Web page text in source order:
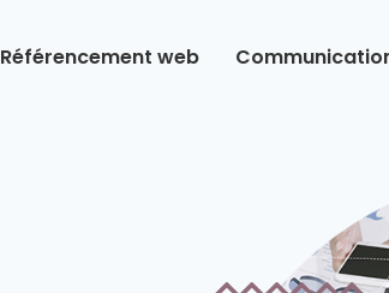
Référencement web